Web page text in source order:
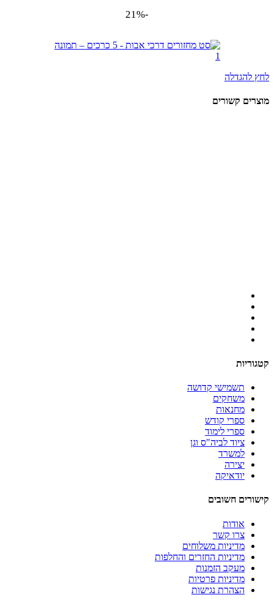
-21%
לחץ להגדלה
מוצרים קשורים
קטגוריות
תשמישי קדושה
משחקים
מחנאות
ספרי קודש
ספרי לימוד
ציוד לביה"ס וגן
למשרד
יצירה
יודאיקה
קישורים חשובים
אודות
צרו קשר
מדיניות משלוחים
מדיניות החזרים והחלפות
מעקב הזמנות
מדיניות פרטיות
הצהרת נגישות